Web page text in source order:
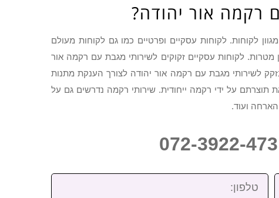
רקמה אור יהודה?
לקוחות. לקוחות עסקיים ופרטיים כמו גם לקוחות מעולם
מטרות. לקוחות עסקיים זקוקים לשירותי מגבת עם רקמה אור
לשירותי מגבת עם רקמה אור יהודה לצורך הענקת מתנות
תוצרתם על ידי רקמה ייחודית. שירותי רקמה נדרשים גם על
ועוד.
טלפון: